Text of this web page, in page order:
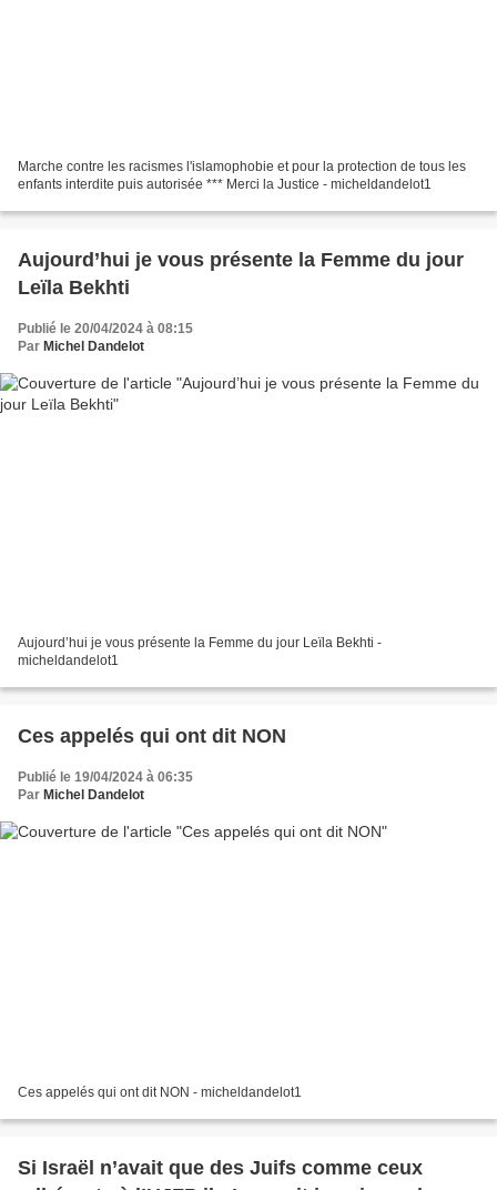
Marche contre les racismes l'islamophobie et pour la protection de tous les
enfants interdite puis autorisée *** Merci la Justice - micheldandelot1
Aujourd’hui je vous présente la Femme du jour
Leïla Bekhti
Publié le 20/04/2024 à 08:15
Par Michel Dandelot
Aujourd’hui je vous présente la Femme du jour Leïla Bekhti -
micheldandelot1
Ces appelés qui ont dit NON
Publié le 19/04/2024 à 06:35
Par Michel Dandelot
Ces appelés qui ont dit NON - micheldandelot1
Si Israël n’avait que des Juifs comme ceux